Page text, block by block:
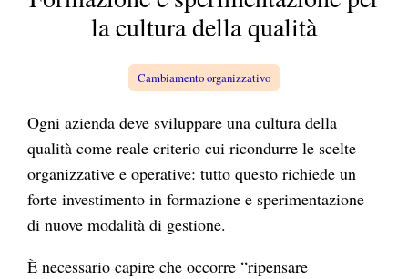
la cultura della qualità
Cambiamento organizzativo
Ogni azienda deve sviluppare una cultura della
qualità come reale criterio cui ricondurre le scelte
organizzative e operative: tutto questo richiede un
forte investimento in formazione e sperimentazione
di nuove modalità di gestione.
È necessario capire che occorre “ripensare